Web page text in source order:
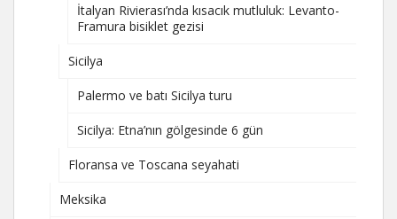
İtalyan Rivierası’nda kısacık mutluluk: Levanto-
Framura bisiklet gezisi
Sicilya
Palermo ve batı Sicilya turu
Sicilya: Etna’nın gölgesinde 6 gün
Floransa ve Toscana seyahati
Meksika